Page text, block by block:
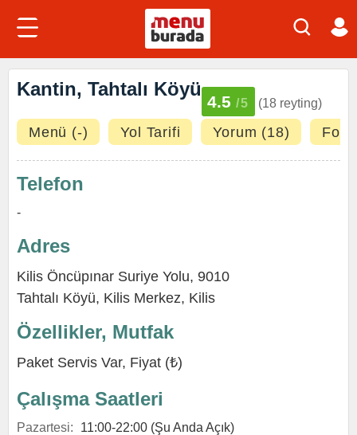
Kantin, Tahtalı Köyü
4.5 /5 (18 reyting)
Menü (-) Yol Tarifi Yorum (18)
Telefon
-
Adres
Kilis Öncüpınar Suriye Yolu, 9010
Tahtalı Köyü, Kilis Merkez, Kilis
Özellikler, Mutfak
Paket Servis Var, Fiyat (₺)
Çalışma Saatleri
Pazartesi:
11:00-22:00 (Şu Anda Açık)